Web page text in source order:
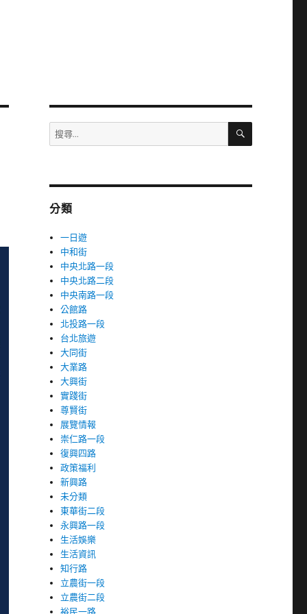
搜
尋
字:
搜
分類
一日遊
中和街
中央北路一段
中央北路二段
中央南路一段
公館路
北投路一段
台北旅遊
大同街
大業路
大興街
實踐街
尊賢街
展覽情報
崇仁路一段
復興四路
政策福利
新興路
未分類
東華街二段
永興路一段
生活娛樂
生活資訊
知行路
立農街一段
立農街二段
裕民一路